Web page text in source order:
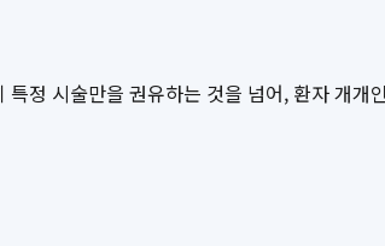
정 시술만을 권유하는 것을 넘어, 환자 개개